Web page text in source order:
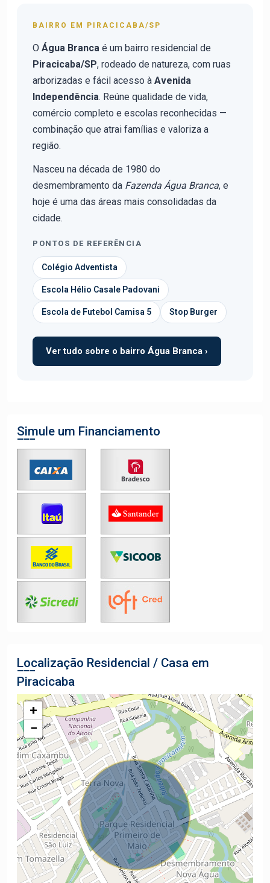
BAIRRO EM PIRACICABA/SP
O Água Branca é um bairro residencial de
Piracicaba/SP, rodeado de natureza, com ruas
arborizadas e fácil acesso à Avenida
Independência. Reúne qualidade de vida,
comércio completo e escolas reconhecidas —
combinação que atrai famílias e valoriza a
região.
Nasceu na década de 1980 do
desmembramento da Fazenda Água Branca, e
hoje é uma das áreas mais consolidadas da
cidade.
PONTOS DE REFERÊNCIA
Colégio Adventista
Escola Hélio Casale Padovani
Escola de Futebol Camisa 5 Stop Burger
Ver tudo sobre o bairro Água Branca ›
Simule um Financiamento
Localização Residencial / Casa em
Piracicaba
+
−